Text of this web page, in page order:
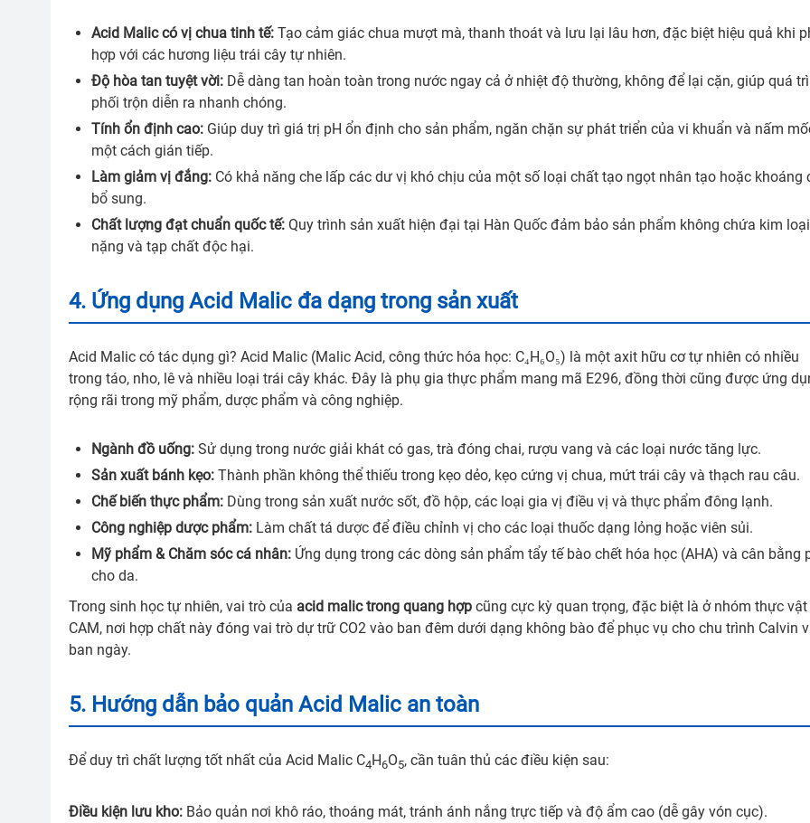
Acid Malic có vị chua tinh tế: Tạo cảm giác chua mượt mà, thanh thoát và lưu lại lâu hơn, đặc biệt hiệu quả khi
hợp với các hương liệu trái cây tự nhiên.
Độ hòa tan tuyệt vời: Dễ dàng tan hoàn toàn trong nước ngay cả ở nhiệt độ thường, không để lại cặn, giúp quá
phối trộn diễn ra nhanh chóng.
Tính ổn định cao: Giúp duy trì giá trị pH ổn định cho sản phẩm, ngăn chặn sự phát triển của vi khuẩn và nấm
một cách gián tiếp.
Làm giảm vị đắng: Có khả năng che lấp các dư vị khó chịu của một số loại chất tạo ngọt nhân tạo hoặc khoáng
bổ sung.
Chất lượng đạt chuẩn quốc tế: Quy trình sản xuất hiện đại tại Hàn Quốc đảm bảo sản phẩm không chứa kim loại
nặng và tạp chất độc hại.
4. Ứng dụng Acid Malic đa dạng trong sản xuất
Acid Malic có tác dụng gì? Acid Malic (Malic Acid, công thức hóa học: C₄H₆O₅) là một axit hữu cơ tự nhiên có nhiều
trong táo, nho, lê và nhiều loại trái cây khác. Đây là phụ gia thực phẩm mang mã E296, đồng thời cũng được ứng
rộng rãi trong mỹ phẩm, dược phẩm và công nghiệp.
Ngành đồ uống: Sử dụng trong nước giải khát có gas, trà đóng chai, rượu vang và các loại nước tăng lực.
Sản xuất bánh kẹo: Thành phần không thể thiếu trong kẹo dẻo, kẹo cứng vị chua, mứt trái cây và thạch rau câu.
Chế biến thực phẩm: Dùng trong sản xuất nước sốt, đồ hộp, các loại gia vị điều vị và thực phẩm đông lạnh.
Công nghiệp dược phẩm: Làm chất tá dược để điều chỉnh vị cho các loại thuốc dạng lỏng hoặc viên sủi.
Mỹ phẩm & Chăm sóc cá nhân: Ứng dụng trong các dòng sản phẩm tẩy tế bào chết hóa học (AHA) và cân bằng
cho da.
Trong sinh học tự nhiên, vai trò của acid malic trong quang hợp cũng cực kỳ quan trọng, đặc biệt là ở nhóm thực vật
CAM, nơi hợp chất này đóng vai trò dự trữ CO2 vào ban đêm dưới dạng không bào để phục vụ cho chu trình Calvin
ban ngày.
5. Hướng dẫn bảo quản Acid Malic an toàn
Để duy trì chất lượng tốt nhất của Acid Malic C4H6O5, cần tuân thủ các điều kiện sau:
Điều kiện lưu kho: Bảo quản nơi khô ráo, thoáng mát, tránh ánh nắng trực tiếp và độ ẩm cao (dễ gây vón cục).